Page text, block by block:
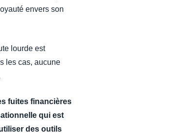
envers son
lourde est
les cas, aucune
fuites financières
qui est
des outils